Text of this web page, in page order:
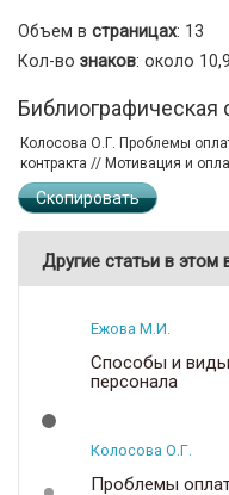
Объем в страницах: 13
Кол-во знаков: около
Библиографическая
Скопировать
Другие статьи в этом
Ежова М.И.
Способы и виды
персонала
Колосова О.Г.
Проблемы